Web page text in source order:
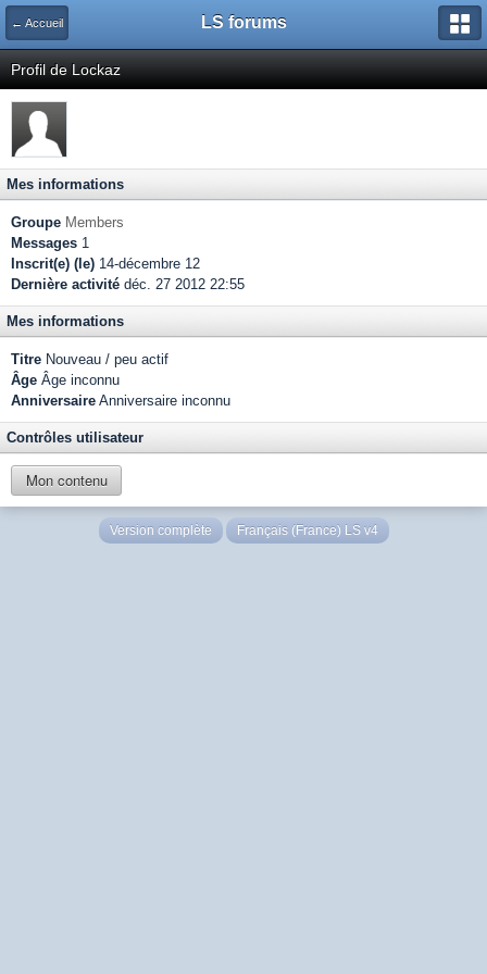
← Accueil LS forums
Profil de Lockaz
Mes informations
Groupe Members
Messages 1
Inscrit(e) (le) 14-décembre 12
Dernière activité déc. 27 2012 22:55
Mes informations
Titre Nouveau / peu actif
Âge Âge inconnu
Anniversaire Anniversaire inconnu
Contrôles utilisateur
Mon contenu
Version complète Français (France) LS v4